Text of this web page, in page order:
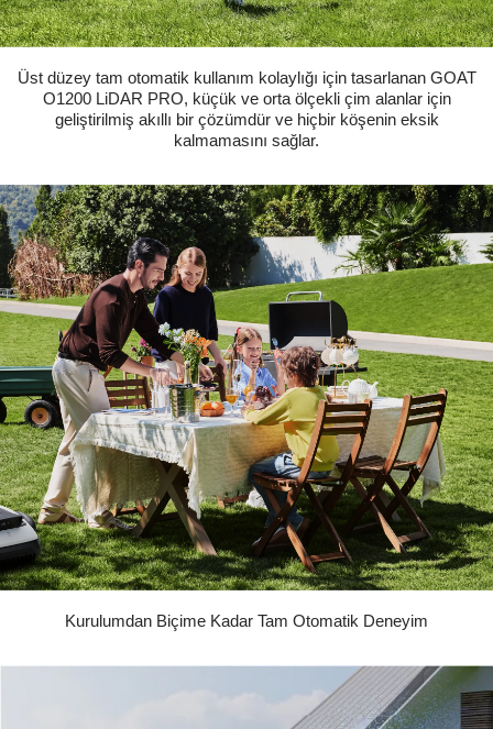
Üst düzey tam otomatik kullanım kolaylığı için tasarlanan GOAT
O1200 LiDAR PRO, küçük ve orta ölçekli çim alanlar için
geliştirilmiş akıllı bir çözümdür ve hiçbir köşenin eksik
kalmamasını sağlar.
Kurulumdan Biçime Kadar Tam Otomatik Deneyim